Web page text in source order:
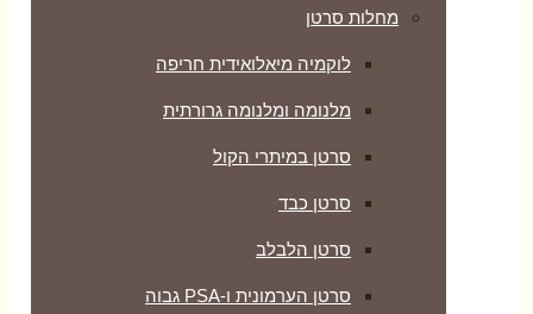
מחלות סרטן
לוקמיה מיאלואידית חריפה
מלנומה ומלנומה גרורתית
סרטן במיתרי הקול
סרטן כבד
סרטן הלבלב
סרטן הערמונית ו-PSA גבוה